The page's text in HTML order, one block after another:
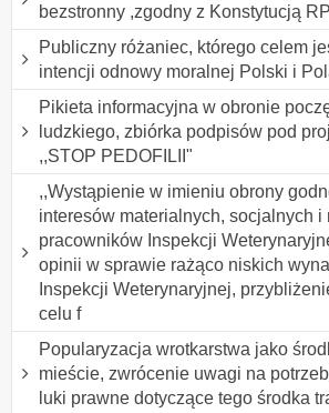
bezstronny ,zgodny z Konstytucją
Publiczny różaniec, którego celem
intencji odnowy moralnej Polski i
Pikieta informacyjna w obronie
ludzkiego, zbiórka podpisów pod
,,STOP PEDOFILII"
,,Wystąpienie w imieniu obrony
interesów materialnych, socjalnych i
pracowników Inspekcji
opinii w sprawie rażąco niskich
Inspekcji Weterynaryjnej,
celu f
Popularyzacja wrotkarstwa jako
mieście, zwrócenie uwagi na
luki prawne dotyczące tego środka